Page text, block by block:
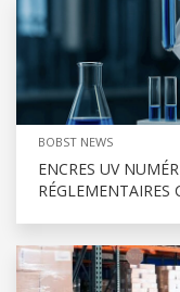
BOBST NEWS
ENCRES UV
RÉGLEMENTAIRES